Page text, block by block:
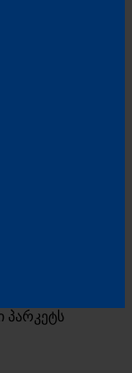
პარკეტს